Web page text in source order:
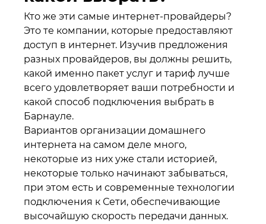
Кто же эти самые интернет-провайдеры?
Это те компании, которые предоставляют
доступ в интернет. Изучив предложения
разных провайдеров, вы должны решить,
какой именно пакет услуг и тариф лучше
всего удовлетворяет ваши потребности и
какой способ подключения выбрать в
Барнауле.
Вариантов организации домашнего
интернета на самом деле много,
некоторые из них уже стали историей,
некоторые только начинают забываться,
при этом есть и современные технологии
подключения к Сети, обеспечивающие
высочайшую скорость передачи данных.